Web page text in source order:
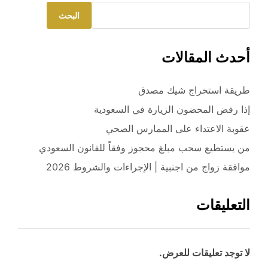
البحث
أحدث المقالات
طريقة استخراج شيك مصدق
إذا رفض المحضون الزيارة في السعودية
عقوبة الاعتداء على الممارس الصحي
من يستطيع سحب مبلغ محجوز وفقاً للقانون السعودي
موافقة زواج من اجنبية | الإجراءات والشروط 2026
التعليقات
لا توجد تعليقات للعرض.